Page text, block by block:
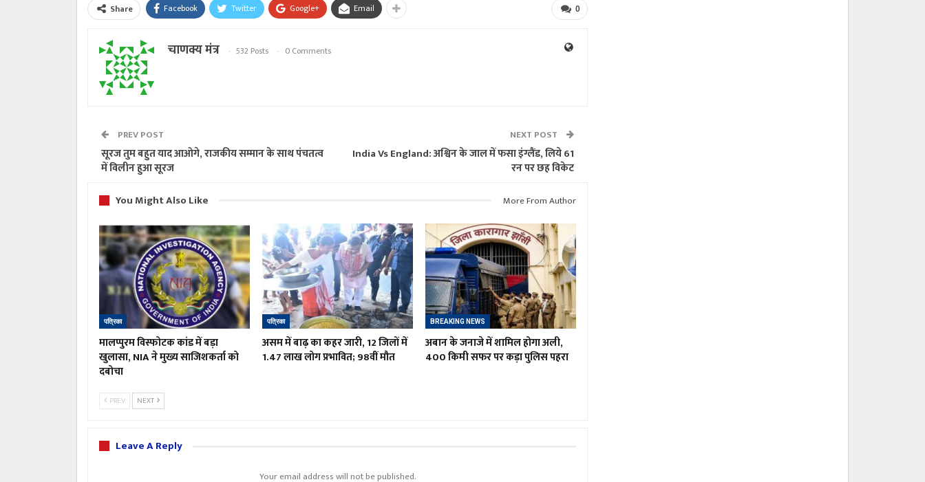
0
Share Facebook Twitter Google+ Email
चाणक्य मंत्र 532 Posts 0 Comments
PREV POST
सूरज तुम बहुत याद आओगे, राजकीय सम्मान के साथ पंचतत्व
में विलीन हुआ सूरज
NEXT POST
India Vs England: अश्विन के जाल में फसा इंग्लैंड, लिये 61
रन पर छह विकेट
You Might Also Like
More From Author
पत्रिका
मालप्पुरम विस्फोटक कांड में बड़ा
खुलासा, NIA ने मुख्य साजिशकर्ता को
दबोचा
पत्रिका
असम में बाढ़ का कहर जारी, 12 जिलों में
1.47 लाख लोग प्रभावित; 98वीं मौत
BREAKING NEWS
अबान के जनाजे में शामिल होगा अली,
400 किमी सफर पर कड़ा पुलिस पहरा
PREV NEXT
Leave A Reply
Your email address will not be published.